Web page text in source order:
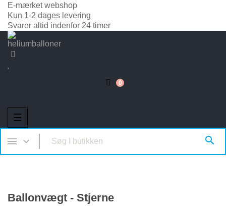
E-mærket webshop
Kun 1-2 dages levering
Svarer altid indenfor 24 timer
0
Toggle
navigation
☰
  
Ballonvægt - Stjerne